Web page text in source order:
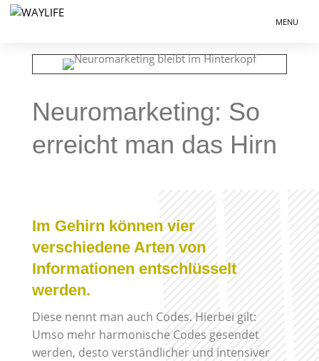
Neuromarketing: So
erreicht man das Hirn
Im Gehirn können vier
verschiedene Arten von
Informationen entschlüsselt
werden.
Diese nennt man auch Codes. Hierbei gilt:
Umso mehr harmonische Codes gesendet
werden, desto verständlicher und intensiver